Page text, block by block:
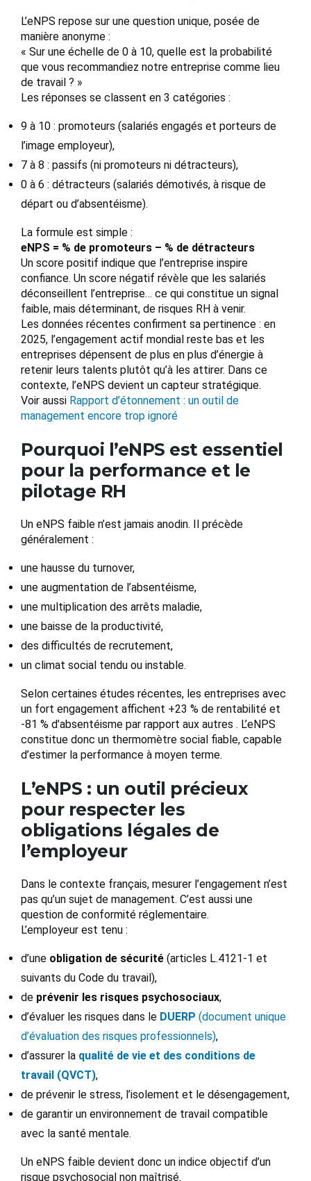
L’eNPS repose sur une question unique, posée de
manière anonyme :
« Sur une échelle de 0 à 10, quelle est la probabilité
que vous recommandiez notre entreprise comme lieu
de travail ? »
Les réponses se classent en 3 catégories :
9 à 10 : promoteurs (salariés engagés et porteurs de
l’image employeur),
7 à 8 : passifs (ni promoteurs ni détracteurs),
0 à 6 : détracteurs (salariés démotivés, à risque de
départ ou d’absentéisme).
La formule est simple :
eNPS = % de promoteurs – % de détracteurs
Un score positif indique que l’entreprise inspire
confiance. Un score négatif révèle que les salariés
déconseillent l’entreprise… ce qui constitue un signal
faible, mais déterminant, de risques RH à venir.
Les données récentes confirment sa pertinence : en
2025, l’engagement actif mondial reste bas et les
entreprises dépensent de plus en plus d’énergie à
retenir leurs talents plutôt qu’à les attirer. Dans ce
contexte, l’eNPS devient un capteur stratégique.
Voir aussi Rapport d’étonnement : un outil de
management encore trop ignoré
Pourquoi l’eNPS est essentiel
pour la performance et le
pilotage RH
Un eNPS faible n’est jamais anodin. Il précède
généralement :
une hausse du turnover,
une augmentation de l’absentéisme,
une multiplication des arrêts maladie,
une baisse de la productivité,
des difficultés de recrutement,
un climat social tendu ou instable.
Selon certaines études récentes, les entreprises avec
un fort engagement affichent +23 % de rentabilité et
-81 % d’absentéisme par rapport aux autres . L’eNPS
constitue donc un thermomètre social fiable, capable
d’estimer la performance à moyen terme.
L’eNPS : un outil précieux
pour respecter les
obligations légales de
l’employeur
Dans le contexte français, mesurer l’engagement n’est
pas qu’un sujet de management. C’est aussi une
question de conformité réglementaire.
L’employeur est tenu :
d’une obligation de sécurité (articles L.4121-1 et
suivants du Code du travail),
de prévenir les risques psychosociaux,
d’évaluer les risques dans le DUERP (document unique
d’évaluation des risques professionnels),
d’assurer la qualité de vie et des conditions de
travail (QVCT),
de prévenir le stress, l’isolement et le désengagement,
de garantir un environnement de travail compatible
avec la santé mentale.
Un eNPS faible devient donc un indice objectif d’un
risque psychosocial non maîtrisé.